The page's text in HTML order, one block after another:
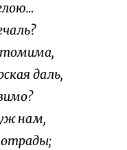
даль,
нам,